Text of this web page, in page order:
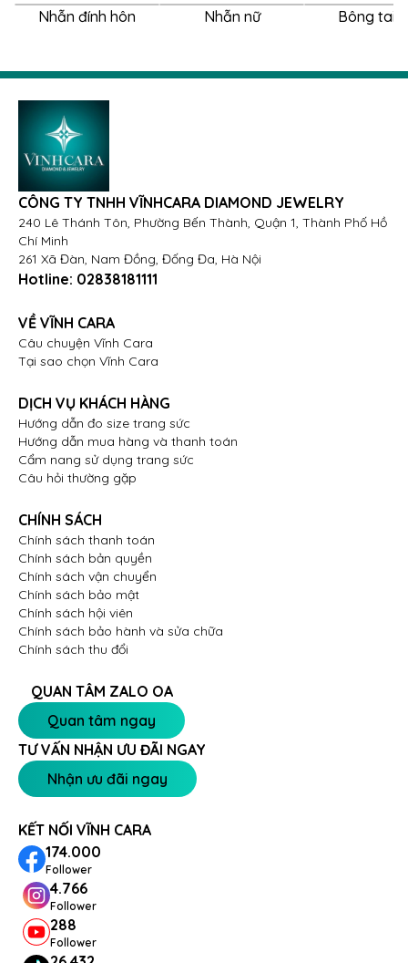
Nhẫn đính hôn Nhẫn nữ Bông tai
CÔNG TY TNHH VĨNHCARA DIAMOND JEWELRY
240 Lê Thánh Tôn, Phường Bến Thành, Quận 1, Thành Phố Hồ
Chí Minh
261 Xã Đàn, Nam Đồng, Đống Đa, Hà Nội
Hotline: 02838181111
VỀ VĨNH CARA
Câu chuyện Vĩnh Cara
Tại sao chọn Vĩnh Cara
DỊCH VỤ KHÁCH HÀNG
Hướng dẫn đo size trang sức
Hướng dẫn mua hàng và thanh toán
Cẩm nang sử dụng trang sức
Câu hỏi thường gặp
CHÍNH SÁCH
Chính sách thanh toán
Chính sách bản quyền
Chính sách vận chuyển
Chính sách bảo mật
Chính sách hội viên
Chính sách bảo hành và sửa chữa
Chính sách thu đổi
QUAN TÂM ZALO OA
Quan tâm ngay
TƯ VẤN NHẬN ƯU ĐÃI NGAY
Nhận ưu đãi ngay
KẾT NỐI VĨNH CARA
174.000
Follower
4.766
Follower
288
Follower